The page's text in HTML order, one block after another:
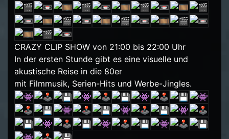
CRAZY CLIP SHOW von 21:00 bis 22:00 Uhr
In der ersten Stunde gibt es eine visuelle und
akustische Reise in die 80er
mit Filmmusik, Serien-Hits und Werbe-Jingles.